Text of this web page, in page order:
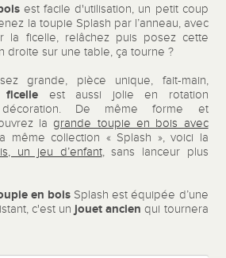
est facile d'utilisation, un petit coup
la toupie Splash par l’anneau, avec
la ficelle, relâchez puis posez cette
droite sur une table, ça tourne ?
grande, pièce unique, fait-main,
ficelle est aussi jolie en rotation
De même forme et
lagrande toupie en bois avec
même collection « Splash », voici la
un jeu d’enfant, sans lanceur plus
en bois Splash est équipée d’une
c'est un jouet ancien qui tournera